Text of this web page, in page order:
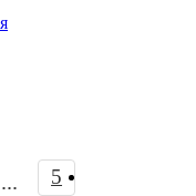
... 5